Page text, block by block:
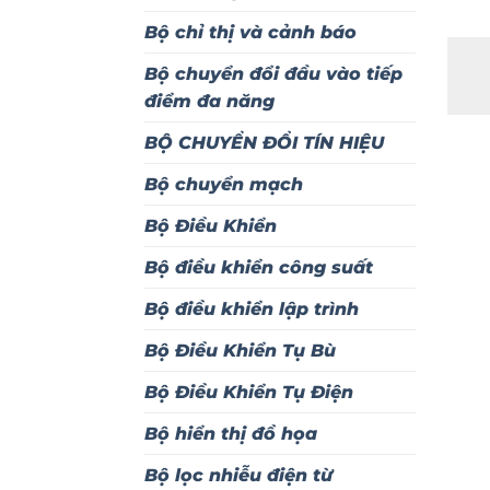
Bộ chỉ thị và cảnh báo
Bộ chuyển đổi đầu vào tiếp
điểm đa năng
BỘ CHUYỂN ĐỔI TÍN HIỆU
Bộ chuyển mạch
Bộ Điều Khiển
Bộ điều khiển công suất
Bộ điều khiển lập trình
Bộ Điều Khiển Tụ Bù
Bộ Điều Khiển Tụ Điện
Bộ hiển thị đồ họa
Bộ lọc nhiễu điện từ